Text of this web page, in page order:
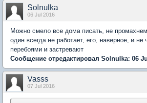
Solnulka
06 Jul 2016
Можно смело все дома писать, не
один всегда не работает, его, наверное, и не
перебоями и застревают
Сообщение отредактировал Solnulka: 06
Vasss
07 Jul 2016